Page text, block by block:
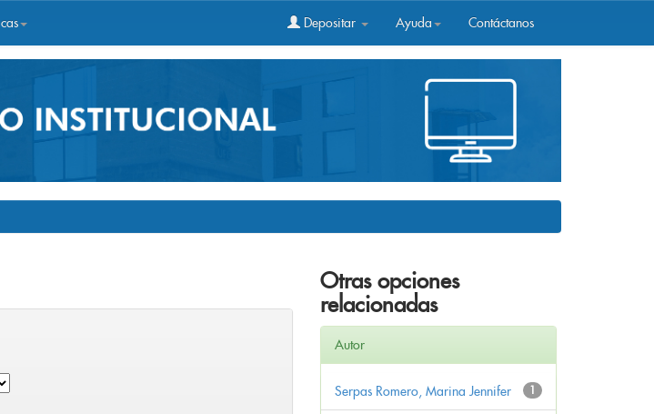
Depositar Ayuda Contáctanos
Otras opciones
relacionadas
Autor
1
Serpas Romero, Marina Jennifer